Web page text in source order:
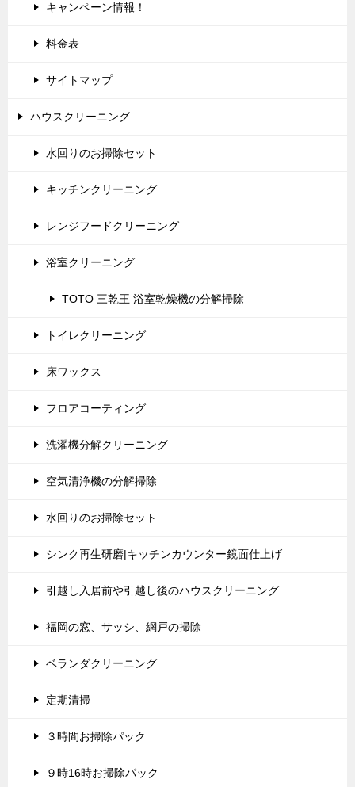
キャンペーン情報！
料金表
サイトマップ
ハウスクリーニング
水回りのお掃除セット
キッチンクリーニング
レンジフードクリーニング
浴室クリーニング
TOTO 三乾王 浴室乾燥機の分解掃除
トイレクリーニング
床ワックス
フロアコーティング
洗濯機分解クリーニング
空気清浄機の分解掃除
水回りのお掃除セット
シンク再生研磨|キッチンカウンター鏡面仕上げ
引越し入居前や引越し後のハウスクリーニング
福岡の窓、サッシ、網戸の掃除
ベランダクリーニング
定期清掃
３時間お掃除パック
９時16時お掃除パック